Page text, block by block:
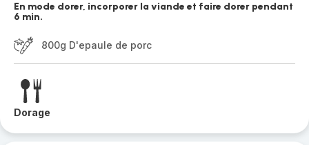
En mode dorer, incorporer la viande et faire dorer pendant
6 min.
800g D'epaule de porc
Dorage